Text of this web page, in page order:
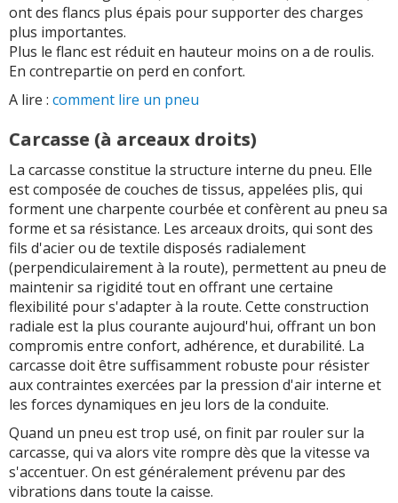
ont des flancs plus épais pour supporter des charges
plus importantes.
Plus le flanc est réduit en hauteur moins on a de roulis.
En contrepartie on perd en confort.
A lire : comment lire un pneu
Carcasse (à arceaux droits)
La carcasse constitue la structure interne du pneu. Elle
est composée de couches de tissus, appelées plis, qui
forment une charpente courbée et confèrent au pneu sa
forme et sa résistance. Les arceaux droits, qui sont des
fils d'acier ou de textile disposés radialement
(perpendiculairement à la route), permettent au pneu de
maintenir sa rigidité tout en offrant une certaine
flexibilité pour s'adapter à la route. Cette construction
radiale est la plus courante aujourd'hui, offrant un bon
compromis entre confort, adhérence, et durabilité. La
carcasse doit être suffisamment robuste pour résister
aux contraintes exercées par la pression d'air interne et
les forces dynamiques en jeu lors de la conduite.
Quand un pneu est trop usé, on finit par rouler sur la
carcasse, qui va alors vite rompre dès que la vitesse va
s'accentuer. On est généralement prévenu par des
vibrations dans toute la caisse.